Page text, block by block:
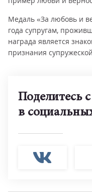
Медаль «За любовь и
года супругам,
награда является
признания
Поделитесь
в